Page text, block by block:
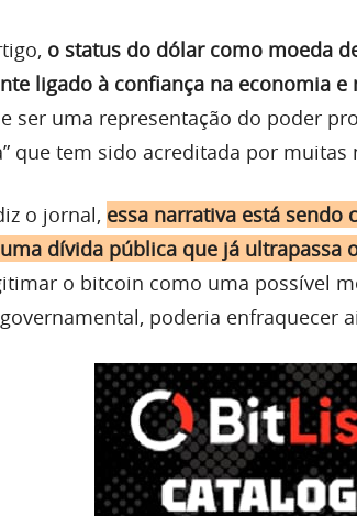
o status do dólar como moeda
ligado à confiança na economia e
ser uma representação do poder
que tem sido acreditada por
o jornal, essa narrativa está sendo
dívida pública que já ultrapassa
o bitcoin como uma possível
poderia enfraquecer